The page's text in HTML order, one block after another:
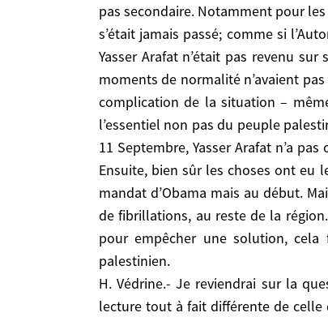
pas secondaire. Notamment pour
s’était jamais passé; comme si
Yasser Arafat n’était pas revenu
moments de normalité n’avaient
complication de la situation –
l’essentiel non pas du peuple
11 Septembre, Yasser Arafat n’a
Ensuite, bien sûr les choses ont eu
mandat d’Obama mais au début.
de fibrillations, au reste de la
pour empêcher une solution,
palestinien.
H. Védrine.- Je reviendrai sur la
lecture tout à fait différente de celle
Je voudrais aussi répondre à Hubert
secondaire. Notamment pour les
jamais passé; comme si l’Autorité
n’était pas revenu sur sa terre; comme si
n’avaient pas été créés. Or c’est ce
même si on voit bien les maladresses
mais de son environnement géopolitique.
franchir le pas de la négociation au
Je suis donc d’accord avec Hubert
résolution de la question israélo-
d’Ahmadinejad, ou hier l’Irak de
ne peut pas uniquement la réduire à un
H. Védrine.- Je reviendrai sur la question
fait différente de celle d’Alexandre Adler.
depuis son élection, avait l’intention (il